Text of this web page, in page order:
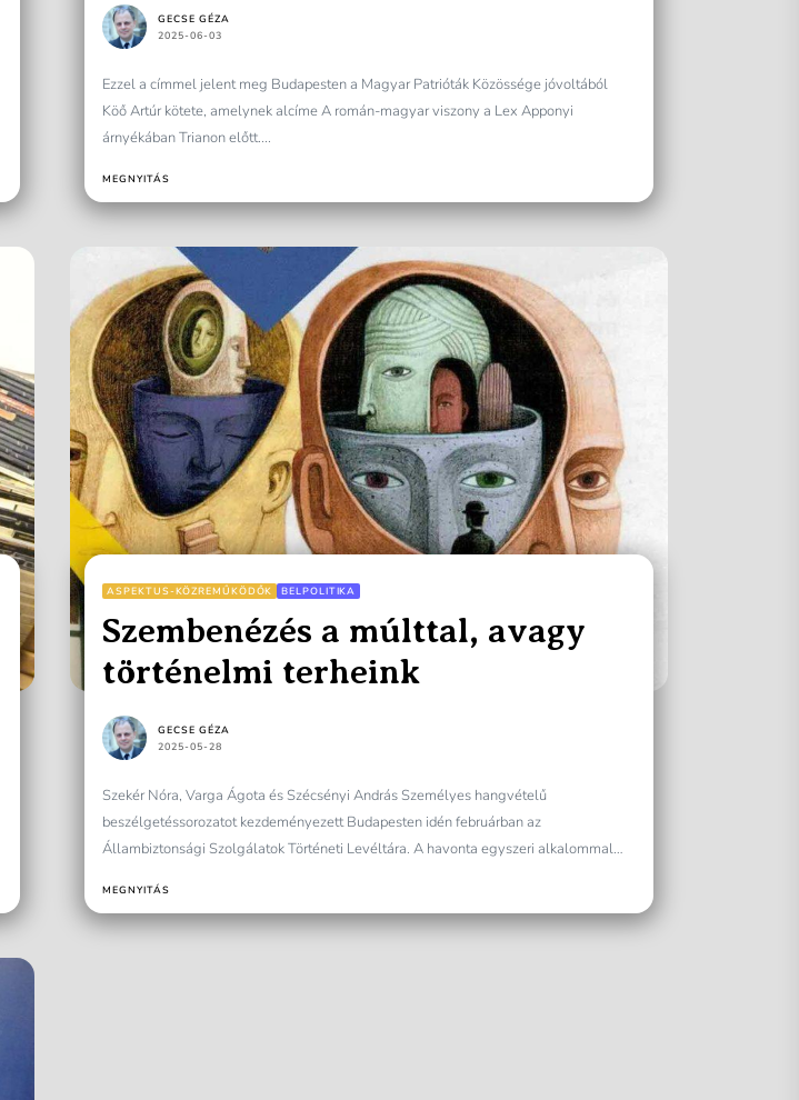
GECSE GÉZA
2025-06-03
Ezzel a címmel jelent meg Budapesten a Magyar Patrióták Közössége jóvoltából
Köő Artúr kötete, amelynek alcíme A román-magyar viszony a Lex Apponyi
árnyékában Trianon előtt....
MEGNYITÁS
ASPEKTUS-KÖZREMŰKÖDŐK BELPOLITIKA
Szembenézés a múlttal, avagy
történelmi terheink
GECSE GÉZA
2025-05-28
Szekér Nóra, Varga Ágota és Szécsényi András Személyes hangvételű
beszélgetéssorozatot kezdeményezett Budapesten idén februárban az
Állambiztonsági Szolgálatok Történeti Levéltára. A havonta egyszeri alkalommal
MEGNYITÁS